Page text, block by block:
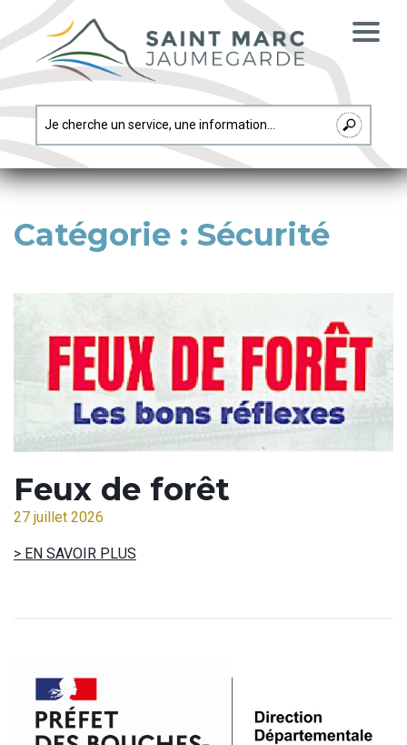
Catégorie : Sécurité
Feux de forêt
27 juillet 2026
> EN SAVOIR PLUS